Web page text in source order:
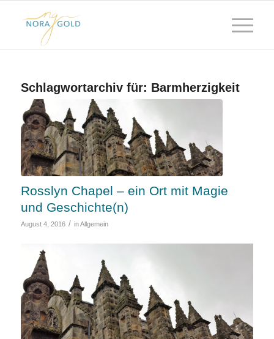
Schlagwortarchiv für: Barmherzigkeit
Rosslyn Chapel – ein Ort mit Magie
und Geschichte(n)
August 4, 2016 / inAllgemein